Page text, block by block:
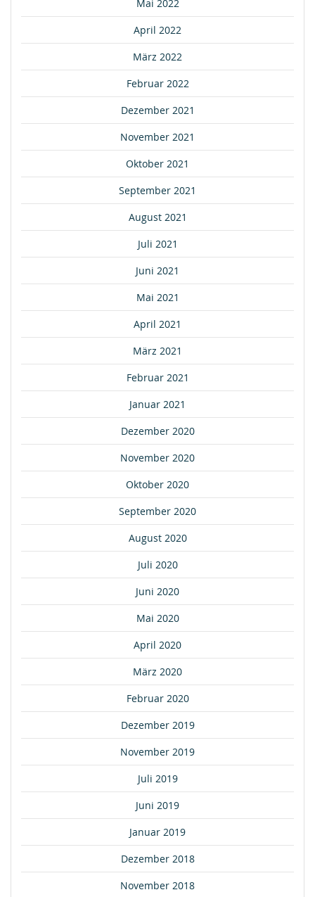
Mai 2022
April 2022
März 2022
Februar 2022
Dezember 2021
November 2021
Oktober 2021
September 2021
August 2021
Juli 2021
Juni 2021
Mai 2021
April 2021
März 2021
Februar 2021
Januar 2021
Dezember 2020
November 2020
Oktober 2020
September 2020
August 2020
Juli 2020
Juni 2020
Mai 2020
April 2020
März 2020
Februar 2020
Dezember 2019
November 2019
Juli 2019
Juni 2019
Januar 2019
Dezember 2018
November 2018